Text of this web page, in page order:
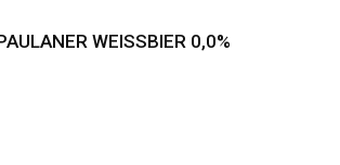
WEISSBIER 0,0%